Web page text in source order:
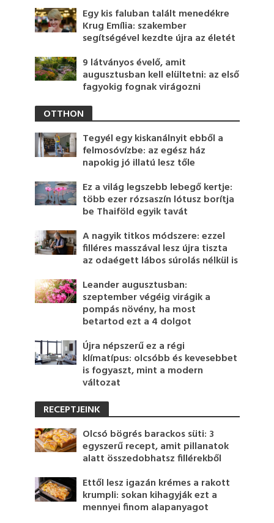
Egy kis faluban talált menedékre
Krug Emília: szakember
segítségével kezdte újra az életét
9 látványos évelő, amit
augusztusban kell elültetni: az első
fagyokig fognak virágozni
OTTHON
Tegyél egy kiskanálnyit ebből a
felmosóvízbe: az egész ház
napokig jó illatú lesz tőle
Ez a világ legszebb lebegő kertje:
több ezer rózsaszín lótusz borítja
be Thaiföld egyik tavát
A nagyik titkos módszere: ezzel
filléres masszával lesz újra tiszta
az odaégett lábos súrolás nélkül is
Leander augusztusban:
szeptember végéig virágik a
pompás növény, ha most
betartod ezt a 4 dolgot
Újra népszerű ez a régi
klímatípus: olcsóbb és kevesebbet
is fogyaszt, mint a modern
változat
RECEPTJEINK
Olcsó bögrés barackos süti: 3
egyszerű recept, amit pillanatok
alatt összedobhatsz fillérekből
Ettől lesz igazán krémes a rakott
krumpli: sokan kihagyják ezt a
mennyei finom alapanyagot